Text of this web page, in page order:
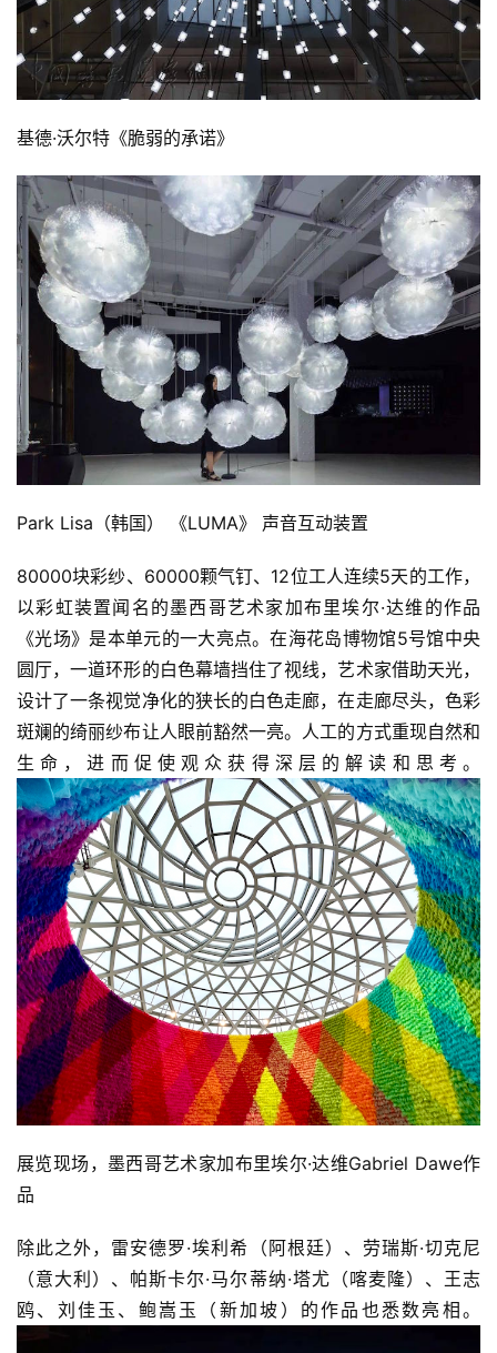
基德·沃尔特《脆弱的承诺》
Park Lisa（韩国） 《LUMA》 声音互动装置
80000块彩纱、60000颗气钉、12位工人连续5天的工作，
以彩虹装置闻名的墨西哥艺术家加布里埃尔·达维的作品
《光场》是本单元的一大亮点。在海花岛博物馆5号馆中央
圆厅，一道环形的白色幕墙挡住了视线，艺术家借助天光，
设计了一条视觉净化的狭长的白色走廊，在走廊尽头，色彩
斑斓的绮丽纱布让人眼前豁然一亮。人工的方式重现自然和
生命，进而促使观众获得深层的解读和思考。
展览现场，墨西哥艺术家加布里埃尔·达维Gabriel Dawe作
品
除此之外，雷安德罗·埃利希（阿根廷）、劳瑞斯·切克尼
（意大利）、帕斯卡尔·马尔蒂纳·塔尤（喀麦隆）、王志
鸥、刘佳玉、鲍嵩玉（新加坡）的作品也悉数亮相。